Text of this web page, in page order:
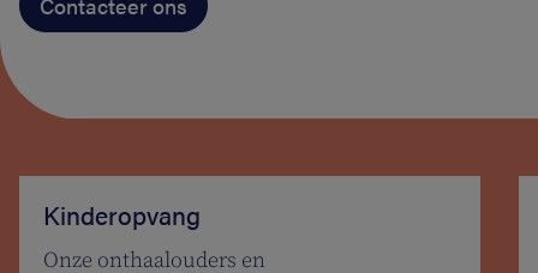
Kinderopvang
Onze onthaalouders en